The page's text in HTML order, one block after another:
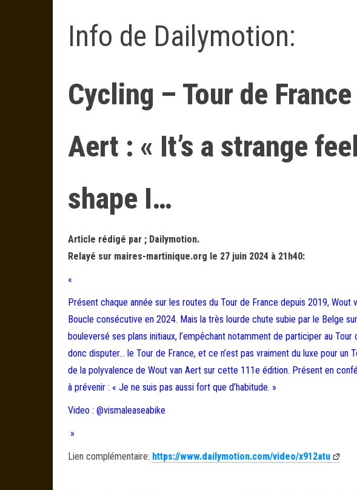
Info de Dailymotion:
Cycling – Tour de
Aert : « It’s a strange
shape I…
Article rédigé par ; Dailymotion.
Relayé sur maires-martinique.org le 27 juin 2024 à 21h40:
«
Présent chaque année sur les routes du Tour de France depuis 2019, Wout
Boucle consécutive en 2024. Mais la très lourde chute subie par le Belge
bouleversé ses plans initiaux, l’empêchant notamment de participer au Tour
donc disputer… le Tour de France, et ce n’est pas vraiment du luxe pour un
de la polyvalence de Wout van Aert sur cette 111e édition. Présent en
à prévenir : « Je ne suis pas aussi fort que d’habitude. »
Video : @vismaleaseabike
»
Lien complémentaire: https://www.dailymotion.com/video/x912atu